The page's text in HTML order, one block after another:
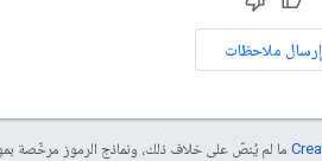
إرسال ملاحظات
ما لم يُنصّ على خلاف ذلك، ونماذج الرموز مرخّصة